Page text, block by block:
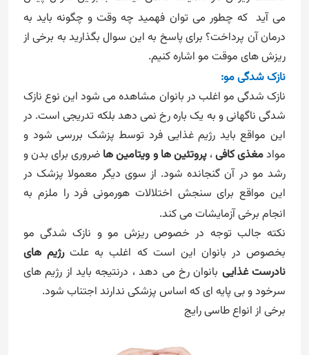
می آید که چطور می توان فهمید چه وقت و چگونه باید به
درمان آن پرداخت؟ برای پاسخ به این سوال بگذارید به برخی از
ریزش های موقت مو اشاره کنیم.
نازک شدگی مو:
نازک شدگی مو اغلب در بانوان مشاهده می شود این نوع نازک
شدگی ناگهانی و به یک باره رخ نمی دهد بلکه تدریجی است. در
این مواقع باید رژیم غذایی فرد توسط پزشک بررسی شود و
موادمغذی کافی،پروتئین ها و ویتامین ها ضروری برای بدن و
رشد مو در آن گنجانده شود. از سوی دیگر معمولا پزشک در
این مواقع برای سنجش اختلالات هورمونی فرد را ملزم به
انجام برخی آزمایشات می کند.
نکته جالب توجه در خصوص ریزش مو و نازک شدگی مو
بخصوص در بانوان این است که اغلب به علترژیم های
نادرست غذایی بانوان رخ می دهد ، درنتیجه باید از رژیم های
سرخود و بی پایه ای که اساس پزشکی ندارند اجتناب شود.
برخی از انواع طاسی رایج